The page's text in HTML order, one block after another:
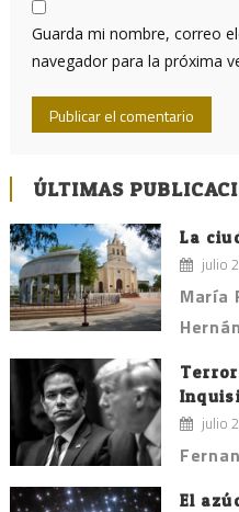
Guarda mi nombre, correo
navegador para la próxima
ÚLTIMAS
La
julio
María
julio
El